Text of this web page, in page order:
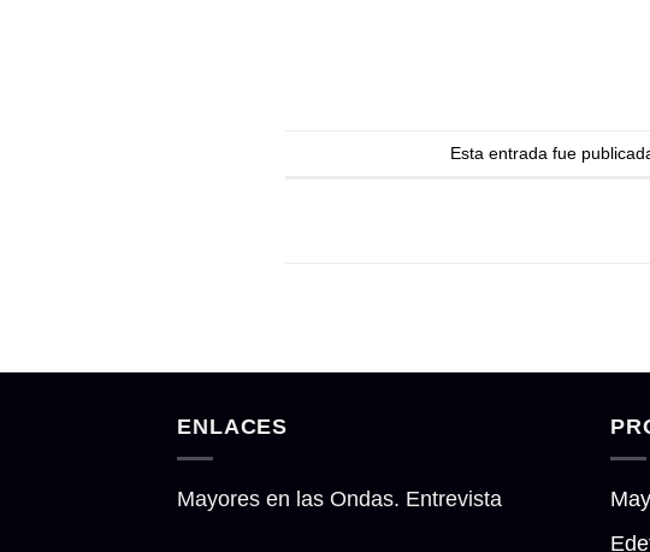
Esta entrada fue
ENLACES
Mayores en las Ondas. Entrevista